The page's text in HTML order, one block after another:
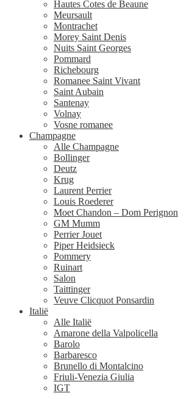
Hautes Cotes de Beaune
Meursault
Montrachet
Morey Saint Denis
Nuits Saint Georges
Pommard
Richebourg
Romanee Saint Vivant
Saint Aubain
Santenay
Volnay
Vosne romanee
Champagne
Alle Champagne
Bollinger
Deutz
Krug
Laurent Perrier
Louis Roederer
Moet Chandon – Dom Perignon
GM Mumm
Perrier Jouet
Piper Heidsieck
Pommery
Ruinart
Salon
Taittinger
Veuve Clicquot Ponsardin
Italië
Alle Italië
Amarone della Valpolicella
Barolo
Barbaresco
Brunello di Montalcino
Friuli-Venezia Giulia
IGT